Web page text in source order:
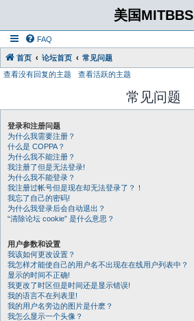
美国MITBBS
FAQ
首页 论坛首页 常见问题
查看没有回复的主题 查看活跃的主题
常见问题
登录和注册问题
为什么我需要注册？
什么是 COPPA？
为什么我不能注册？
我注册了但是无法登录!
为什么我不能登录？
我注册过帐号但是现在却无法登录了？！
我忘了自己的密码!
为什么我登录后会自动退出？
“清除论坛 cookie” 是什么意思？
用户参数和设置
我该如何更改设置？
我怎样才能使自己的用户名不出现在在线用户列表中？
显示的时间不正确!
我更改了时区但是时间还是显示错误!
我的语言不在列表里!
我的用户名旁边的图片是什麽？
我怎么显示一个头像？